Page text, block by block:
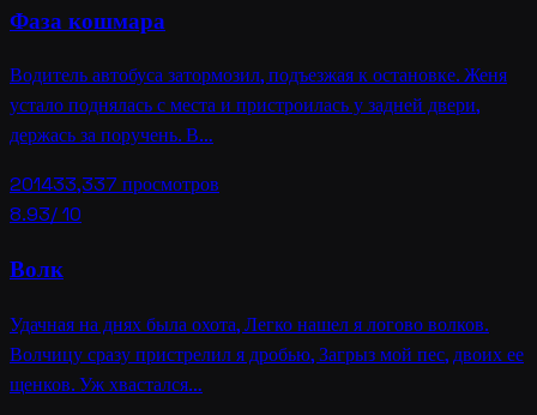
Фаза кошмара
Водитель автобуса затормозил, подъезжая к остановке. Женя
устало поднялась с места и пристроилась у задней двери,
держась за поручень. В…
201433,337 просмотров
8.93/ 10
Волк
Удачная на днях была охота, Легко нашел я логово волков.
Волчицу сразу пристрелил я дробью, Загрыз мой пес, двоих ее
щенков. Уж хвастался…